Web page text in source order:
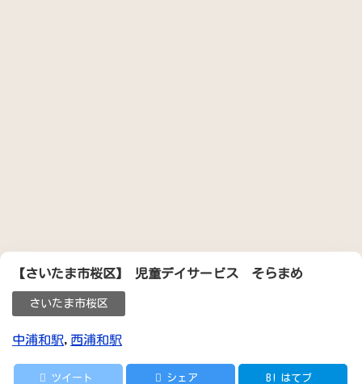
【さいたま市桜区】 児童デイサービス そらまめ
さいたま市桜区
中浦和駅, 西浦和駅
ツイート シェア B! はてブ